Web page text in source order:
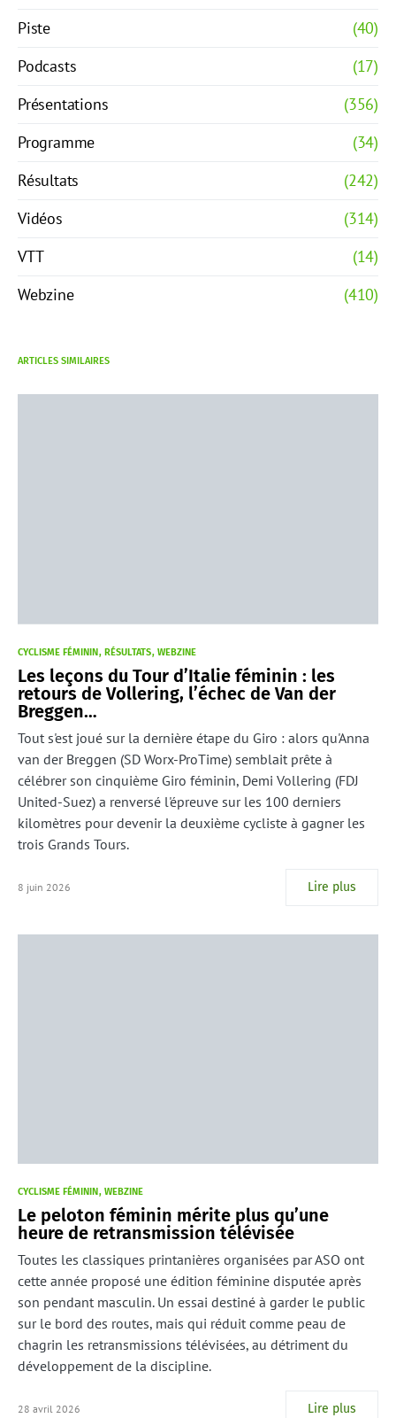
Piste
(40)
Podcasts
(17)
Présentations
(356)
Programme
(34)
Résultats
(242)
Vidéos
(314)
VTT
(14)
Webzine
(410)
ARTICLES SIMILAIRES
CYCLISME FÉMININ RÉSULTATS WEBZINE
Les leçons du Tour d’Italie féminin : les
retours de Vollering, l’échec de Van der
Breggen…
Tout s'est joué sur la dernière étape du Giro : alors qu'Anna
van der Breggen (SD Worx-ProTime) semblait prête à
célébrer son cinquième Giro féminin, Demi Vollering (FDJ
United-Suez) a renversé l'épreuve sur les 100 derniers
kilomètres pour devenir la deuxième cycliste à gagner les
trois Grands Tours.
8 juin 2026 Lire plus
CYCLISME FÉMININ WEBZINE
Le peloton féminin mérite plus qu’une
heure de retransmission télévisée
Toutes les classiques printanières organisées par ASO ont
cette année proposé une édition féminine disputée après
son pendant masculin. Un essai destiné à garder le public
sur le bord des routes, mais qui réduit comme peau de
chagrin les retransmissions télévisées, au détriment du
développement de la discipline.
28 avril 2026 Lire plus